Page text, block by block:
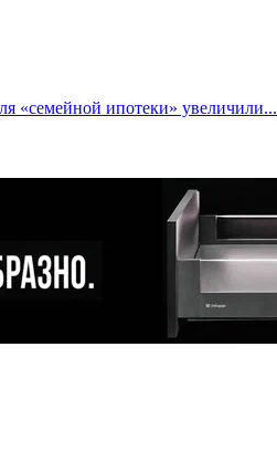
«семейной ипотеки» увеличили...